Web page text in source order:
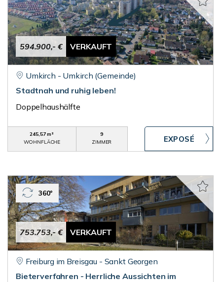
594.900,- € VERKAUFT
Umkirch - Umkirch (Gemeinde)
Stadtnah und ruhig leben!
Doppelhaushälfte
245,57 m²
WOHNFLÄCHE
9
ZIMMER
753.753,- € VERKAUFT
360°
Freiburg im Breisgau - Sankt Georgen
Bieterverfahren - Herrliche Aussichten im